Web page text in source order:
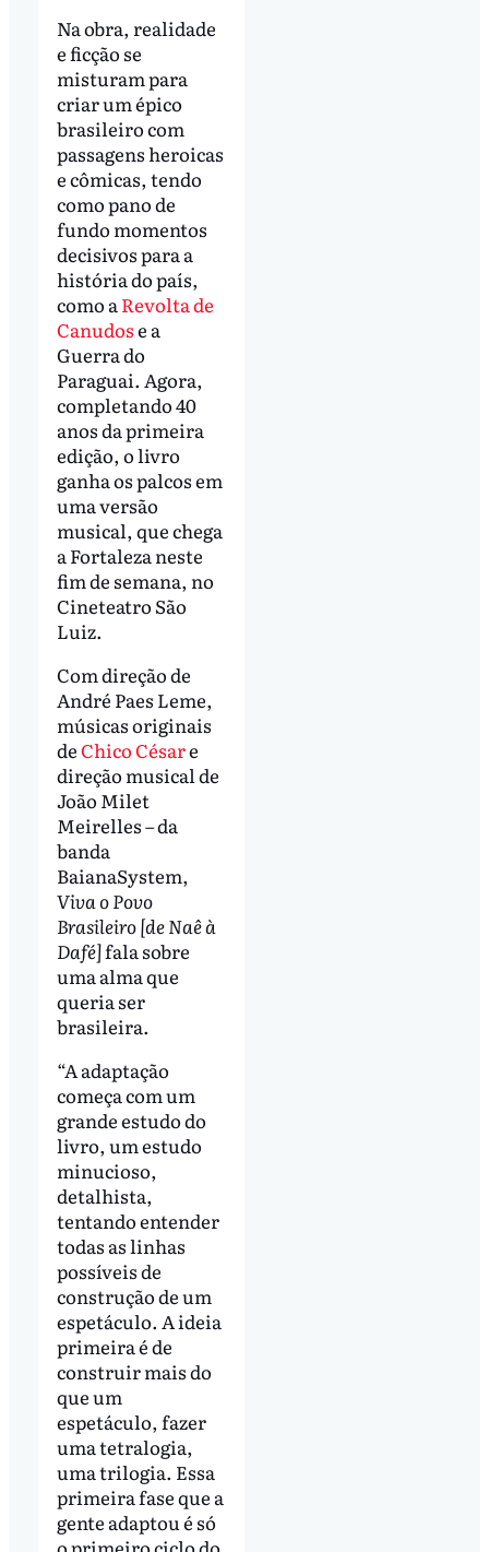
Na obra, realidade
e ficção se
misturam para
criar um épico
brasileiro com
passagens heroicas
e cômicas, tendo
como pano de
fundo momentos
decisivos para a
história do país,
como aRevolta de
Canudose a
Guerra do
Paraguai. Agora,
completando 40
anos da primeira
edição, o livro
ganha os palcos em
uma versão
musical, que chega
a Fortaleza neste
fim de semana, no
Cineteatro São
Luiz.
Com direção de
André Paes Leme,
músicas originais
deChico Césare
direção musical de
João Milet
Meirelles – da
banda
BaianaSystem,
Viva o Povo
Brasileiro [de Naê à
Dafé]fala sobre
uma alma que
queria ser
brasileira.
“A adaptação
começa com um
grande estudo do
livro, um estudo
minucioso,
detalhista,
tentando entender
todas as linhas
possíveis de
construção de um
espetáculo. A ideia
primeira é de
construir mais do
que um
espetáculo, fazer
uma tetralogia,
uma trilogia. Essa
primeira fase que a
gente adaptou é só